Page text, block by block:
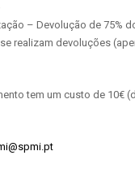
– Devolução de 75%
realizam devoluções
tem um custo de 10€